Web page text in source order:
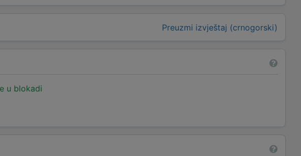
Preuzmi izvještaj (crnogorski)
u blokadi